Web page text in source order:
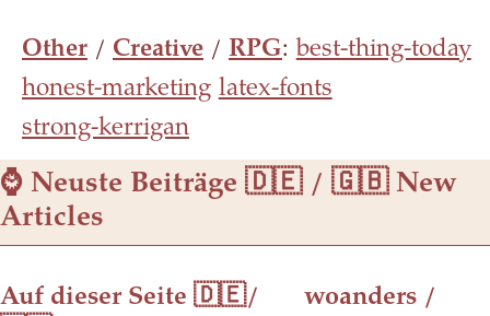
Other / Creative / RPG: best-thing-today
honest-marketing latex-fonts
strong-kerrigan
⌚ Neuste Beiträge 🇩🇪 / 🇬🇧 New
Articles
Auf dieser Seite 🇩🇪/
woanders /